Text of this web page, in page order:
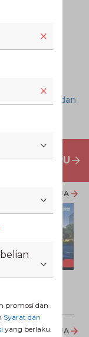
Harga dan
MOBIL BARU
LIHAT SEMUA
Ags 2026
LIHAT SEMUA
promosi dan
Syarat dan
yang berlaku.